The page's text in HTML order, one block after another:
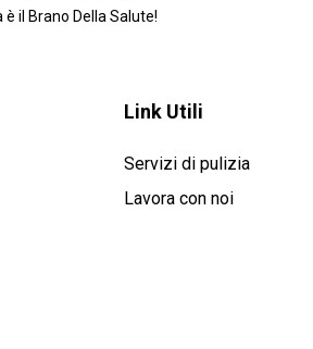
è il Brano Della Salute!
Link Utili
Servizi di pulizia
Lavora con noi